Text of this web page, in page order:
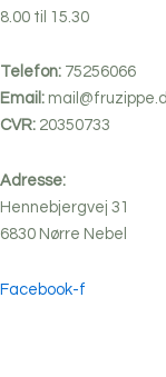
8.00 til 15.30
Telefon: 75256066
Email:
CVR: 20350733
Adresse:
Hennebjergvej 31
6830 Nørre Nebel
Facebook-f